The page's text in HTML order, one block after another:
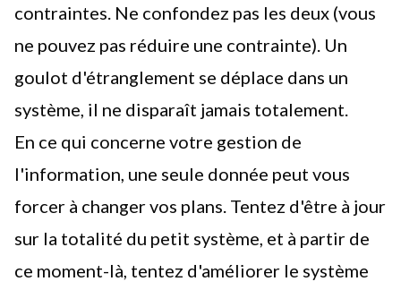
contraintes. Ne confondez pas les deux (vous
ne pouvez pas réduire une contrainte). Un
goulot d'étranglement se déplace dans un
système, il ne disparaît jamais totalement.
En ce qui concerne votre gestion de
l'information, une seule donnée peut vous
forcer à changer vos plans. Tentez d'être à jour
sur la totalité du petit système, et à partir de
ce moment-là, tentez d'améliorer le système